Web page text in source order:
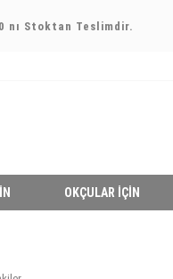
nı Stoktan Teslimdir.
OKÇULAR İÇIN